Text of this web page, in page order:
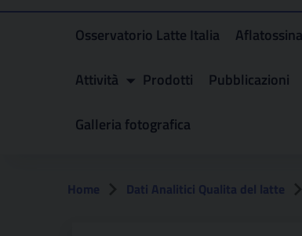
Osservatorio Latte Italia
Attività Prodotti Pubblicazioni
Galleria fotografica
Home Dati Analitici Qualita del latte